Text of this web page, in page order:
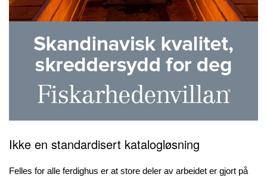
Ikke en standardisert katalogløsning
Felles for alle ferdighus er at store deler av arbeidet er gjort på